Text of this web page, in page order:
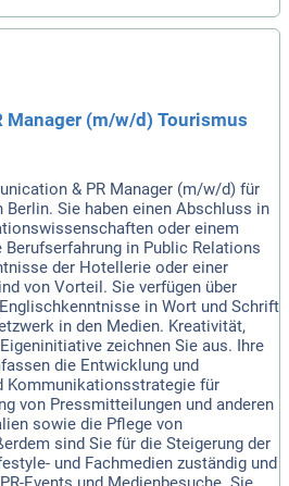
Manager (m/w/d) Tourismus
& PR Manager (m/w/d) für
Sie haben einen Abschluss in
oder einem
in Public Relations
der Hotellerie oder einer
von Vorteil. Sie verfügen über
in Wort und Schrift
in den Medien. Kreativität,
zeichnen Sie aus. Ihre
die Entwicklung und
Kommunikationsstrategie für
von Pressmitteilungen und anderen
sowie die Pflege von
sind Sie für die Steigerung der
und Fachmedien zuständig und